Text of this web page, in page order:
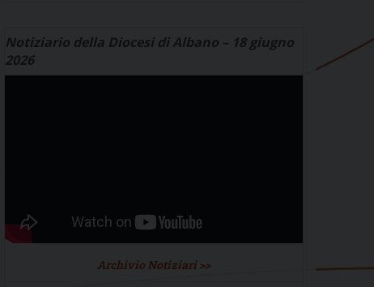
Notiziario della Diocesi di Albano – 18 giugno
2026
Archivio Notiziari >>